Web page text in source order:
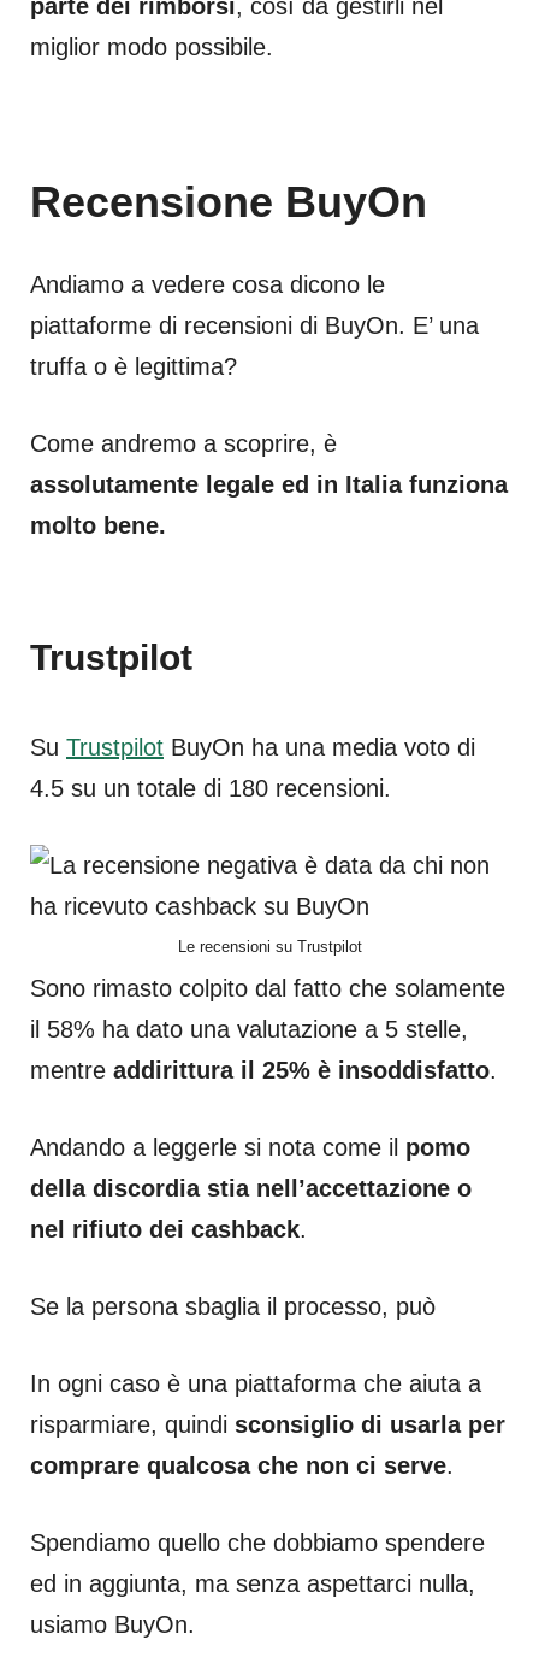
parte dei rimborsi, così da gestirli nel
miglior modo possibile.
Recensione BuyOn
Andiamo a vedere cosa dicono le
piattaforme di recensioni di BuyOn. E’ una
truffa o è legittima?
Come andremo a scoprire, è
assolutamente legale ed in Italia funziona
molto bene.
Trustpilot
Su Trustpilot BuyOn ha una media voto di
4.5 su un totale di 180 recensioni.
Le recensioni su Trustpilot
Sono rimasto colpito dal fatto che solamente
il 58% ha dato una valutazione a 5 stelle,
mentre addirittura il 25% è insoddisfatto.
Andando a leggerle si nota come il pomo
della discordia stia nell’accettazione o
nel rifiuto dei cashback.
Se la persona sbaglia il processo, può
In ogni caso è una piattaforma che aiuta a
risparmiare, quindi sconsiglio di usarla per
comprare qualcosa che non ci serve.
Spendiamo quello che dobbiamo spendere
ed in aggiunta, ma senza aspettarci nulla,
usiamo BuyOn.